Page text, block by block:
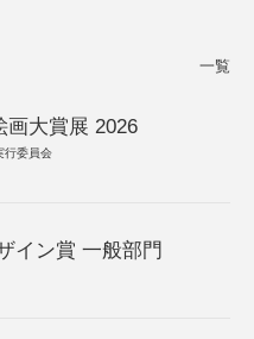
一覧
画大賞展 2026
行委員会
イン賞 一般部門